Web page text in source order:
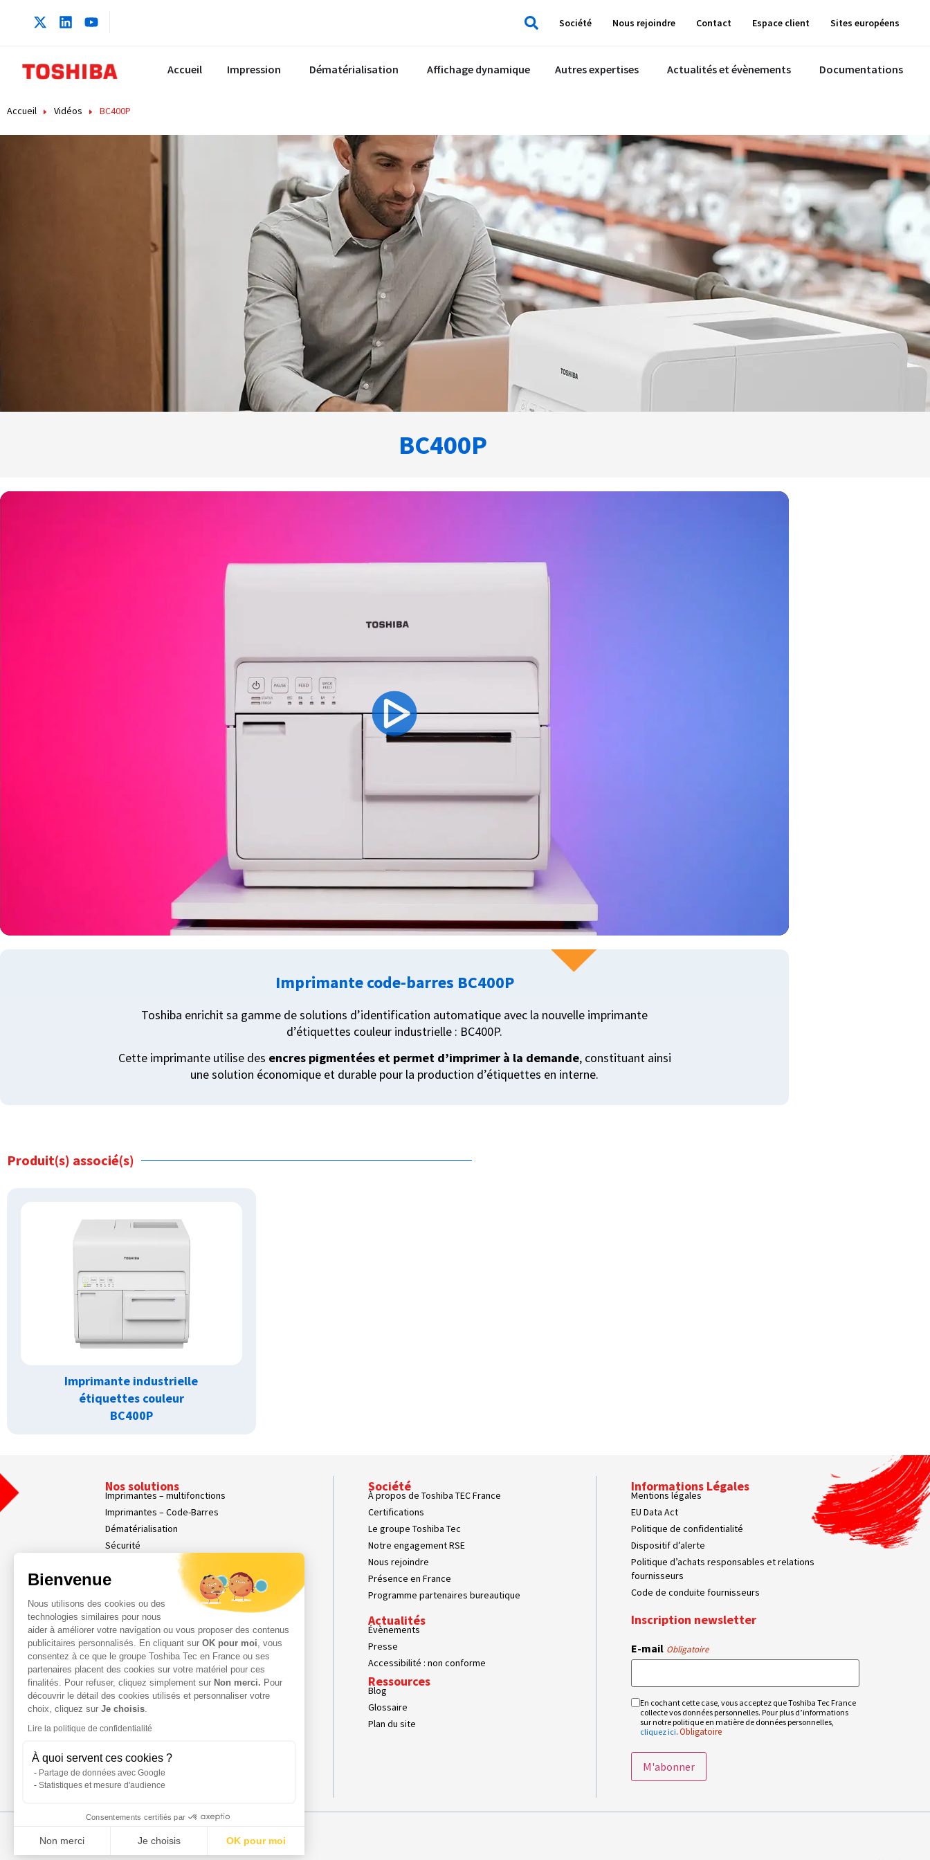
Société Nous rejoindre Contact Espace client Sites européens
Accueil Impression Dématérialisation Affichage dynamique Autres expertises Actualités et évènements Documentations
Accueil Vidéos BC400P
BC400P
Imprimante code-barres BC400P
Toshiba enrichit sa gamme de solutions d’identification automatique avec la nouvelle imprimante
d’étiquettes couleur industrielle : BC400P.
Cette imprimante utilise des encres pigmentées et permet d’imprimer à la demande, constituant ainsi
une solution économique et durable pour la production d’étiquettes en interne.
Produit(s) associé(s)
Imprimante industrielle
étiquettes couleur
BC400P
Nos solutions
Imprimantes – multifonctions
Imprimantes – Code-Barres
Dématérialisation
Sécurité
Affichage dynamique
Nos Services
Services Parc d’Impression
Services Professionnels
Demande d'assistance
Contact
Espace Client
Société
À propos de Toshiba TEC France
Certifications
Le groupe Toshiba Tec
Notre engagement RSE
Nous rejoindre
Présence en France
Programme partenaires bureautique
Actualités
Évènements
Presse
Accessibilité : non conforme
Ressources
Blog
Glossaire
Plan du site
Informations Légales
Mentions légales
EU Data Act
Politique de confidentialité
Dispositif d’alerte
Politique d’achats responsables et relations
fournisseurs
Code de conduite fournisseurs
Inscription newsletter
E-mail Obligatoire
RGPD
Obligatoire
En cochant cette case, vous acceptez que Toshiba Tec France
collecte vos données personnelles. Pour plus d’informations
sur notre politique en matière de données personnelles,
cliquez ici. Obligatoire
Bienvenue
Nous utilisons des cookies ou des
technologies similaires pour nous
aider à améliorer votre navigation ou vous proposer des contenus
publicitaires personnalisés. En cliquant sur OK pour moi , vous
consentez à ce que le groupe Toshiba Tec en France ou ses
partenaires placent des cookies sur votre matériel pour ces
finalités. Pour refuser, cliquez simplement sur Non merci. Pour
découvrir le détail des cookies utilisés et personnaliser votre
choix, cliquez sur Je choisis
Lire la politique de confidentialité
À quoi servent ces cookies ?
Partage de données avec Google
Statistiques et mesure d'audience
Consentements certifiés par
Non merci Je choisis OK pour moi